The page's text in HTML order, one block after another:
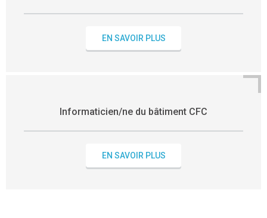
EN SAVOIR PLUS
Informaticien/ne du bâtiment CFC
EN SAVOIR PLUS